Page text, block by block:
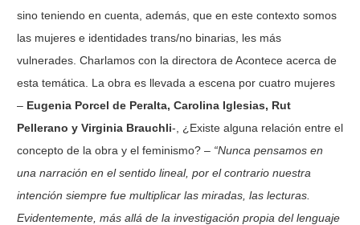
sino teniendo en cuenta, además, que en este contexto somos
las mujeres e identidades trans/no binarias, les más
vulnerades. Charlamos con la directora de Acontece acerca de
esta temática. La obra es llevada a escena por cuatro mujeres
– Eugenia Porcel de Peralta, Carolina Iglesias, Rut
Pellerano y Virginia Brauchli-, ¿Existe alguna relación entre el
concepto de la obra y el feminismo? – “Nunca pensamos en
una narración en el sentido lineal, por el contrario nuestra
intención siempre fue multiplicar las miradas, las lecturas.
Evidentemente, más allá de la investigación propia del lenguaje